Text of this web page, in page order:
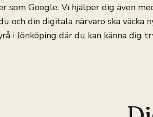
som Google. Vi hjälper dig även
och din digitala närvaro ska väcka
i Jönköping där du kan känna dig